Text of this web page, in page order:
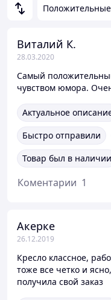
Положительные
Виталий К.
28.03.2020
Самый
чувством юмора.
Актуальное
Быстро отправили
Товар был в наличии
Коментарии 1
Акерке
26.12.2019
Кресло классное,
тоже все четко и
получила свой заказ